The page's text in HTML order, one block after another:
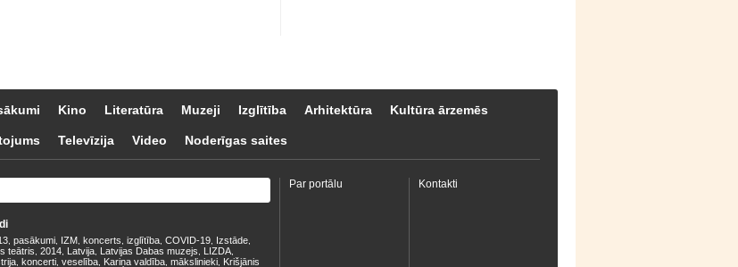
Kino Literatūra Muzeji Izglītība Arhitektūra Kultūra ārzemēs
Televīzija Video Noderīgas saites
pasākumi IZM koncerts izglītība COVID-19 Izstāde
teātris 2014 Latvija Latvijas Dabas muzejs LIZDA
koncerti veselība Kariņa valdība mākslinieki Krišjānis
Par portālu Kontakti